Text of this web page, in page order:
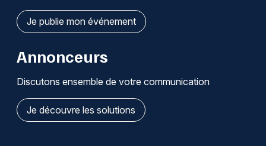
Je publie mon événement
Annonceurs
Discutons ensemble de votre communication
Je découvre les solutions